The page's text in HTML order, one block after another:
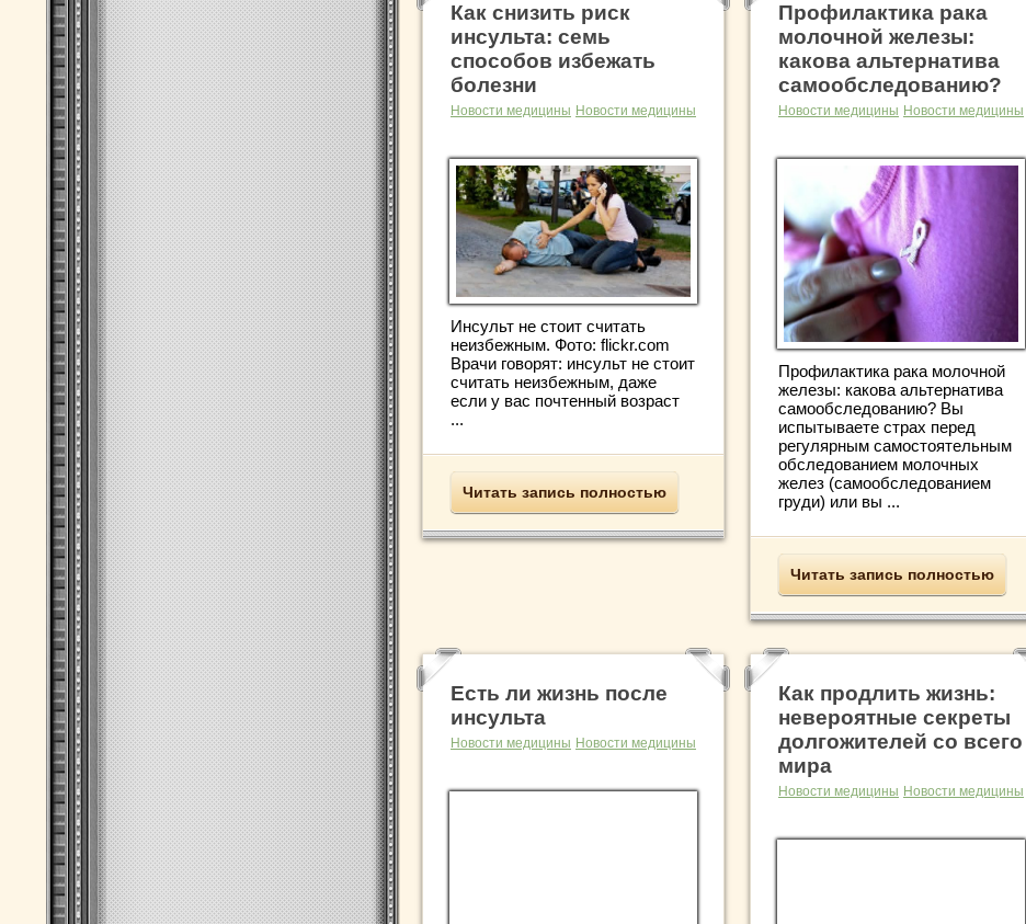
Как снизить риск
инсульта: семь
способов избежать
болезни
Новости медицины Новости медицины
Инсульт не стоит считать
неизбежным. Фото: flickr.com
Врачи говорят: инсульт не стоит
считать неизбежным, даже
если у вас почтенный возраст
...
Читать запись полностью
Профилактика рака
молочной железы:
какова альтернатива
самообследованию?
Новости медицины Новости медицины
Профилактика рака молочной
железы: какова альтернатива
самообследованию? Вы
испытываете страх перед
регулярным самостоятельным
обследованием молочных
желез (самообследованием
груди) или вы ...
Читать запись полностью
Есть ли жизнь после
инсульта
Новости медицины Новости медицины
Как продлить жизнь:
невероятные секреты
долгожителей со всего
мира
Новости медицины Новости медицины